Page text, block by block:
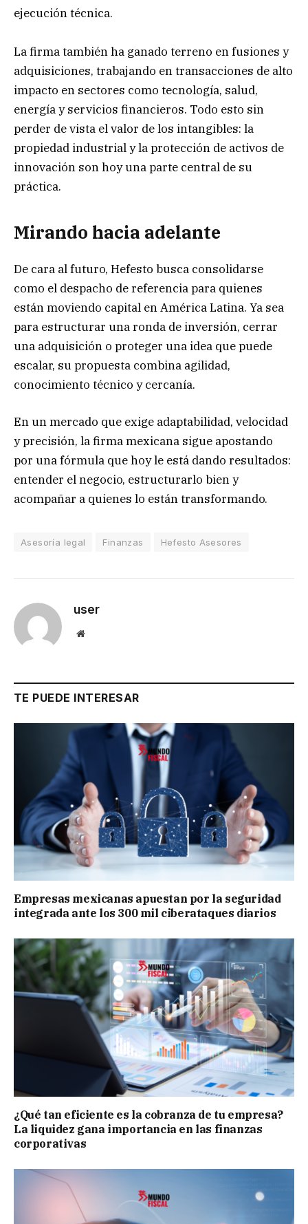
ejecución técnica.
La firma también ha ganado terreno en fusiones y
adquisiciones, trabajando en transacciones de alto
impacto en sectores como tecnología, salud,
energía y servicios financieros. Todo esto sin
perder de vista el valor de los intangibles: la
propiedad industrial y la protección de activos de
innovación son hoy una parte central de su
práctica.
Mirando hacia adelante
De cara al futuro, Hefesto busca consolidarse
como el despacho de referencia para quienes
están moviendo capital en América Latina. Ya sea
para estructurar una ronda de inversión, cerrar
una adquisición o proteger una idea que puede
escalar, su propuesta combina agilidad,
conocimiento técnico y cercanía.
En un mercado que exige adaptabilidad, velocidad
y precisión, la firma mexicana sigue apostando
por una fórmula que hoy le está dando resultados:
entender el negocio, estructurarlo bien y
acompañar a quienes lo están transformando.
Asesoría legal Finanzas Hefesto Asesores
user
Website
TE PUEDE INTERESAR
Empresas mexicanas apuestan por la seguridad
integrada ante los 300 mil ciberataques diarios
¿Qué tan eficiente es la cobranza de tu empresa?
La liquidez gana importancia en las finanzas
corporativas